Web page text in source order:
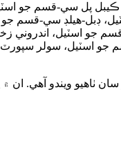
ڪيبل پل سي-قسم
ڊبل-هيلڊ سي-قسم
جو اسٽيل، اندروني
ٺاهيو ويندو آهي. ان